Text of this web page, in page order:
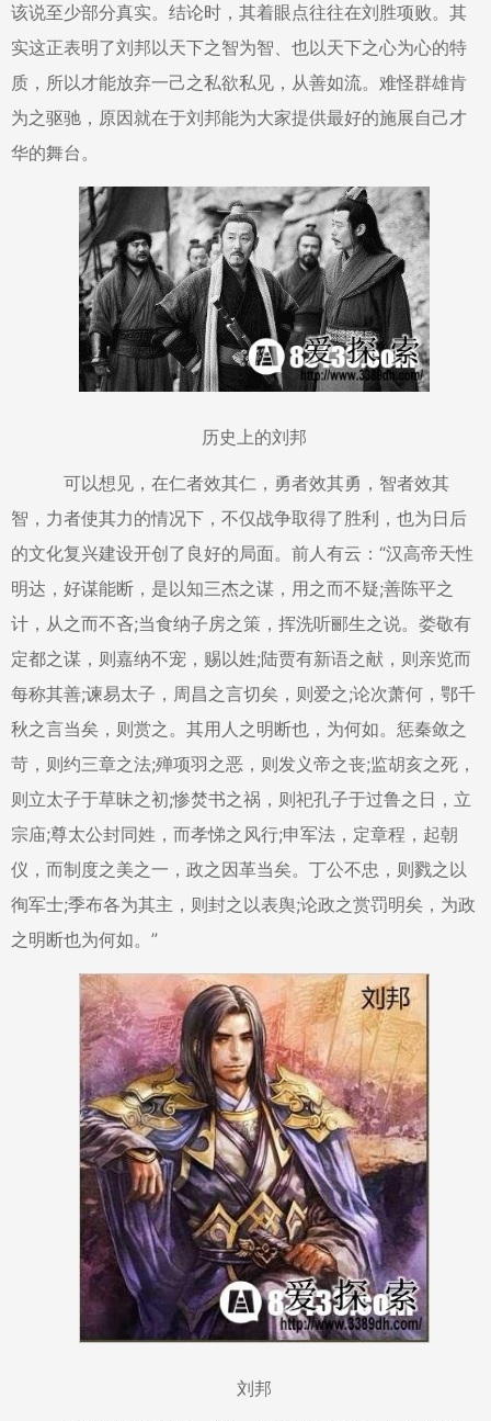
该说至少部分真实。结论时，其着眼点往往在刘胜项败。其
实这正表明了刘邦以天下之智为智、也以天下之心为心的特
质，所以才能放弃一己之私欲私见，从善如流。难怪群雄肯
为之驱驰，原因就在于刘邦能为大家提供最好的施展自己才
华的舞台。
历史上的刘邦
可以想见，在仁者效其仁，勇者效其勇，智者效其
智，力者使其力的情况下，不仅战争取得了胜利，也为日后
的文化复兴建设开创了良好的局面。前人有云：“汉高帝天性
明达，好谋能断，是以知三杰之谋，用之而不疑;善陈平之
计，从之而不吝;当食纳子房之策，挥洗听郦生之说。娄敬有
定都之谋，则嘉纳不宠，赐以姓;陆贾有新语之献，则亲览而
每称其善;谏易太子，周昌之言切矣，则爱之;论次萧何，鄂千
秋之言当矣，则赏之。其用人之明断也，为何如。惩秦敛之
苛，则约三章之法;殚项羽之恶，则发义帝之丧;监胡亥之死，
则立太子于草昧之初;惨焚书之祸，则祀孔子于过鲁之日，立
宗庙;尊太公封同姓，而孝悌之风行;申军法，定章程，起朝
仪，而制度之美之一，政之因革当矣。丁公不忠，则戮之以
徇军士;季布各为其主，则封之以表舆;论政之赏罚明矣，为政
之明断也为何如。”
刘邦